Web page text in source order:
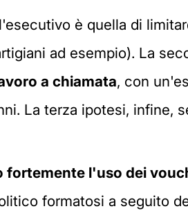
è quella di
ad esempio). La
a chiamata, con
La terza ipotesi, infine,
fortemente l'uso dei
formatosi a seguito